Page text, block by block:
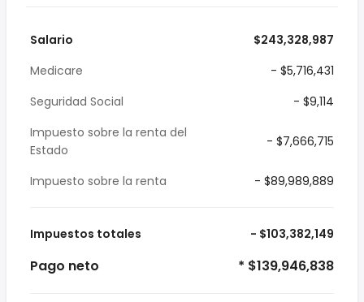
Salario
$243,328,987
Medicare
- $5,716,431
Seguridad Social
- $9,114
Impuesto sobre la renta del
Estado
- $7,666,715
Impuesto sobre la renta - $89,989,889
Impuestos totales - $103,382,149
Pago neto * $139,946,838